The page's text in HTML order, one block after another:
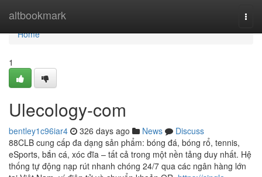
altbookmark
Home
Home
1
Ulecology-com
bentley1c96iar4 326 days ago News
Discuss
88CLB cung cấp đa dạng sản phẩm: bóng đá, bóng rổ, tennis,
eSports, bắn cá, xóc đĩa – tất cả trong một nền tảng duy nhất. Hệ
thống tự động nạp rút nhanh chóng 24/7 qua các ngân hàng lớn